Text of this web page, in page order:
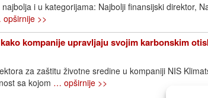
i u kategorijama: Najbolji finansijski direktor,
>>
kompanije upravljaju svojim karbonskim
za zaštitu životne sredine u kompaniji NIS
sa kojom … opširnije >>